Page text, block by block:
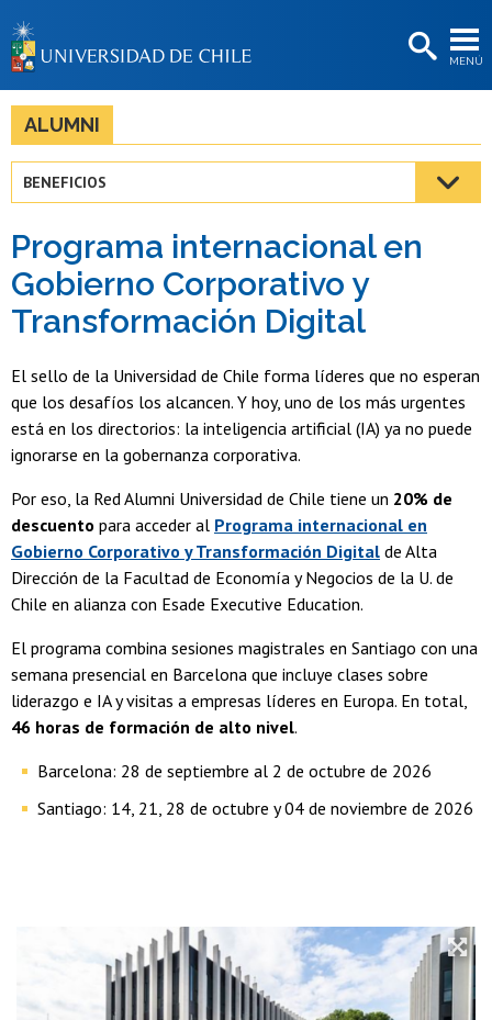
MENÚ
BIBLIOTECAS
Estudiantes
Académicas/os
Funcionarias/os
Egresadas/os
ALUMNI
BENEFICIOS
Programa internacional en
Gobierno Corporativo y
Transformación Digital
El sello de la Universidad de Chile forma líderes que no esperan
que los desafíos los alcancen. Y hoy, uno de los más urgentes
está en los directorios: la inteligencia artificial (IA) ya no puede
ignorarse en la gobernanza corporativa.
Por eso, la Red Alumni Universidad de Chile tiene un 20% de
descuento para acceder al Programa internacional en
Gobierno Corporativo y Transformación Digital de Alta
Dirección de la Facultad de Economía y Negocios de la U. de
Chile en alianza con Esade Executive Education.
El programa combina sesiones magistrales en Santiago con una
semana presencial en Barcelona que incluye clases sobre
liderazgo e IA y visitas a empresas líderes en Europa. En total,
46 horas de formación de alto nivel.
Barcelona: 28 de septiembre al 2 de octubre de 2026
Santiago: 14, 21, 28 de octubre y 04 de noviembre de 2026